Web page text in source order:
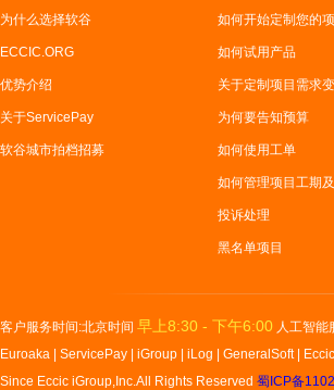
为什么选择软谷
ECCIC.ORG
优势介绍
关于ServicePay
软谷城市拍档招募
如何开始定制您的
如何试用产品
关于定制项目需求
为何要告知预算
如何使用工单
如何管理项目工期
投诉处理
黑名单项目
客户服务时间:北京时间 早上8:30 - 下午6:00 人工智能
Euroaka ServicePay iGroup iLog GeneralSoft|
Since Eccic iGroup,Inc.All Rights Reserved 蜀ICP备